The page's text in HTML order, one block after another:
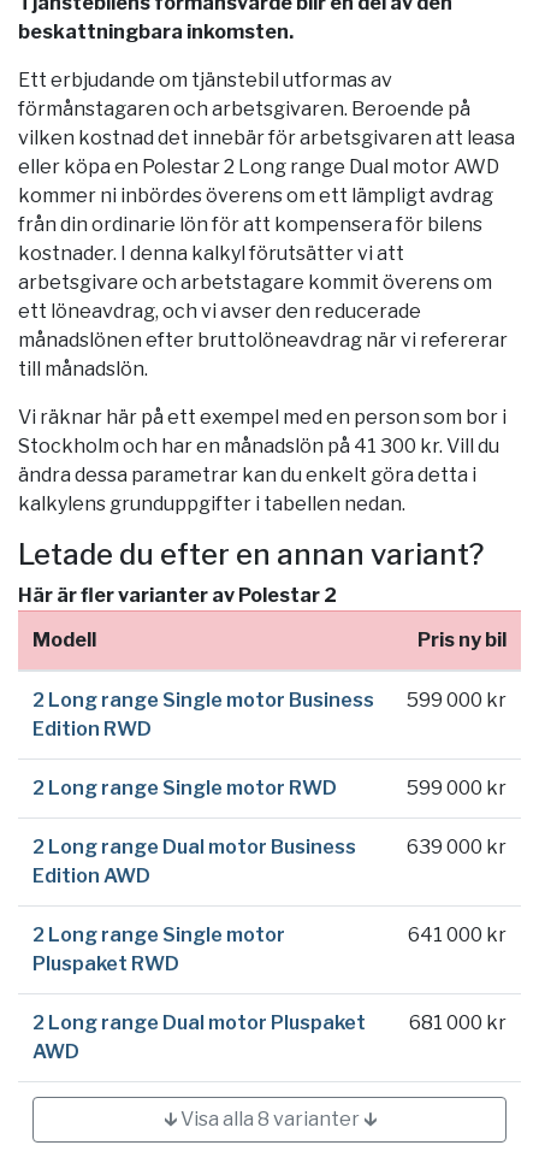
beskattningbara inkomsten.
Ett erbjudande om tjänstebil utformas av
förmånstagaren och arbetsgivaren. Beroende på
vilken kostnad det innebär för arbetsgivaren att leasa
eller köpa en Polestar 2 Long range Dual motor AWD
kommer ni inbördes överens om ett lämpligt avdrag
från din ordinarie lön för att kompensera för bilens
kostnader. I denna kalkyl förutsätter vi att
arbetsgivare och arbetstagare kommit överens om
ett löneavdrag, och vi avser den reducerade
månadslönen efter bruttolöneavdrag när vi refererar
till månadslön.
Vi räknar här på ett exempel med en person som bor i
Stockholm och har en månadslön på 41 300 kr. Vill du
ändra dessa parametrar kan du enkelt göra detta i
kalkylens grunduppgifter i tabellen nedan.
Letade du efter en annan variant?
Här är fler varianter av Polestar 2
Modell
Pris ny bil
2 Long range Single motor Business
Edition RWD
599 000 kr
2 Long range Single motor RWD 599 000 kr
2 Long range Dual motor Business
Edition AWD
639 000 kr
2 Long range Single motor
Pluspaket RWD
641 000 kr
2 Long range Dual motor Pluspaket
AWD
681 000 kr
🡳 Visa alla 8 varianter 🡳